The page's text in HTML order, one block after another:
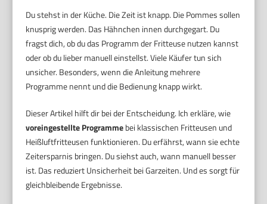
Du stehst in der Küche. Die Zeit ist knapp. Die Pommes sollen
knusprig werden. Das Hähnchen innen durchgegart. Du
fragst dich, ob du das Programm der Fritteuse nutzen kannst
oder ob du lieber manuell einstellst. Viele Käufer tun sich
unsicher. Besonders, wenn die Anleitung mehrere
Programme nennt und die Bedienung knapp wirkt.
Dieser Artikel hilft dir bei der Entscheidung. Ich erkläre, wie
voreingestellte Programmebei klassischen Fritteusen und
Heißluftfritteusen funktionieren. Du erfährst, wann sie echte
Zeitersparnis bringen. Du siehst auch, wann manuell besser
ist. Das reduziert Unsicherheit bei Garzeiten. Und es sorgt für
gleichbleibende Ergebnisse.